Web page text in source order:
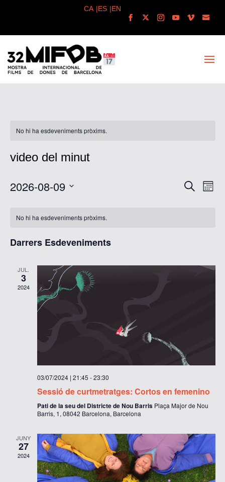
No hi ha esdeveniments pròxims.
video del minut
Cerca
de
Mes
2026-08-09
data.
No hi ha esdeveniments pròxims.
Darrers Esdeveniments
JUL.
3
2024
03/07/2024 | 21:45 -23:30
Sessió de curtmetratges: Cortos en femenino
Pati de la seu del Districte de Nou Barris Plaça Major de Nou
Barris, 1, 08042 Barcelona, Barcelona
JUNY
27
2024